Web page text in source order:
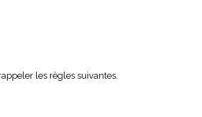
les règles suivantes.